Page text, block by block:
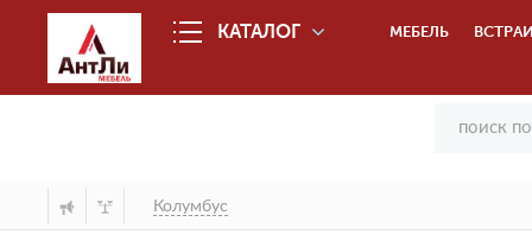
КАТАЛОГ МЕБЕЛЬ
Колумбус